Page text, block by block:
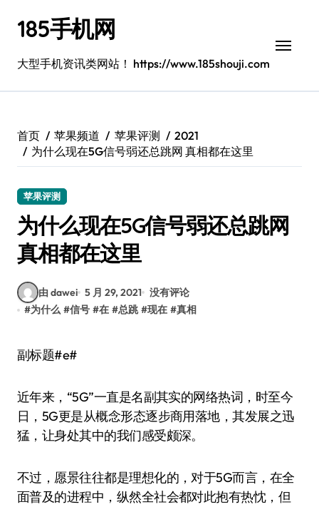
185手机网
大型手机资讯类网站！ https://www.185shouji.com
首页 苹果频道 苹果评测
2021
为什么现在5G信号弱还总跳网 真相都在这里
苹果评测
为什么现在5G信号弱还总跳网
真相都在这里
由 dawei 5 月 29, 2021 没有评论
#为什么 #信号 #在 #总跳 #现在 #真相
副标题#e#
近年来，“5G”一直是名副其实的网络热词，时至今
日，5G更是从概念形态逐步商用落地，其发展之迅
猛，让身处其中的我们感受颇深。
不过，愿景往往都是理想化的，对于5G而言，在全
面普及的进程中，纵然全社会都对此抱有热忱，但